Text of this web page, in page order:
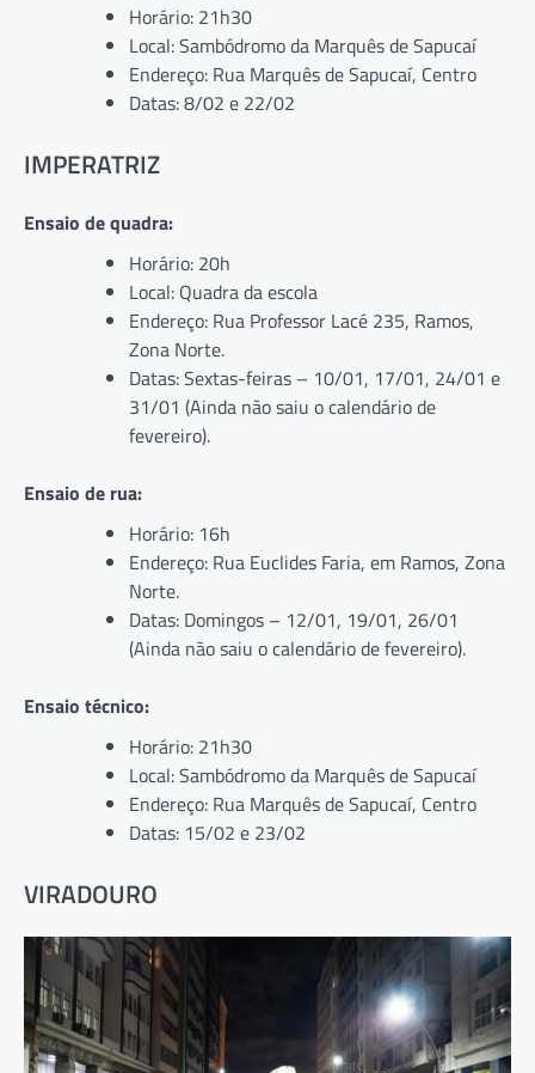
Horário: 21h30
Local: Sambódromo da Marquês de Sapucaí
Endereço: Rua Marquês de Sapucaí, Centro
Datas: 8/02 e 22/02
IMPERATRIZ
Ensaio de quadra:
Horário: 20h
Local: Quadra da escola
Endereço: Rua Professor Lacé 235, Ramos,
Zona Norte.
Datas: Sextas-feiras – 10/01, 17/01, 24/01 e
31/01 (Ainda não saiu o calendário de
fevereiro).
Ensaio de rua:
Horário: 16h
Endereço: Rua Euclides Faria, em Ramos, Zona
Norte.
Datas: Domingos – 12/01, 19/01, 26/01
(Ainda não saiu o calendário de fevereiro).
Ensaio técnico:
Horário: 21h30
Local: Sambódromo da Marquês de Sapucaí
Endereço: Rua Marquês de Sapucaí, Centro
Datas: 15/02 e 23/02
VIRADOURO